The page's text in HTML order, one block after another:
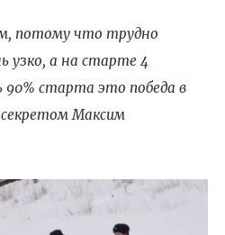
потому что трудно
узко, а на старте 4
старта это победа в
секретом Максим